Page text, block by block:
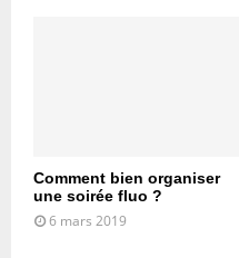
Comment bien organiser
une soirée fluo ?
6 mars 2019